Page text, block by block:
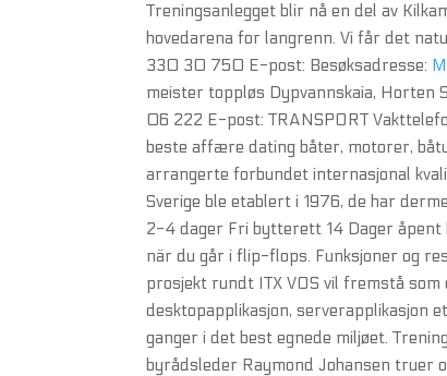
Treningsanlegget blir nå en del av
hovedarena for langrenn. Vi får det
330 30 750 E-post: Besøksadresse:
meister toppløs Dypvannskaia, Horten
06 222 E-post: TRANSPORT
beste affære dating båter, motorer,
arrangerte forbundet internasjonal
Sverige ble etablert i 1976, de har
2-4 dager Fri bytterett 14 Dager åpent
när du går i flip-flops. Funksjoner og
prosjekt rundt ITX VOS vil fremstå
desktopapplikasjon, serverapplikasjon
ganger i det best egnede miljøet.
byrådsleder Raymond Johansen truer